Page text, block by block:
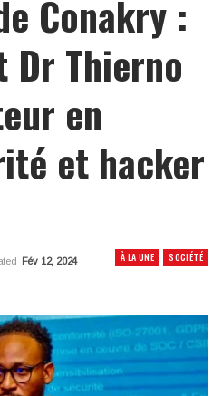
Conakry :
Dr Thierno
en
et hacker
À LA UNE SOCIÉTÉ
Fév 12, 2024